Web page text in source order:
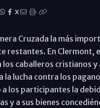
X
Cruzada la más
restantes. En Clermont,
caballeros cristianos y
la lucha contra los
los participantes la
y a sus bienes